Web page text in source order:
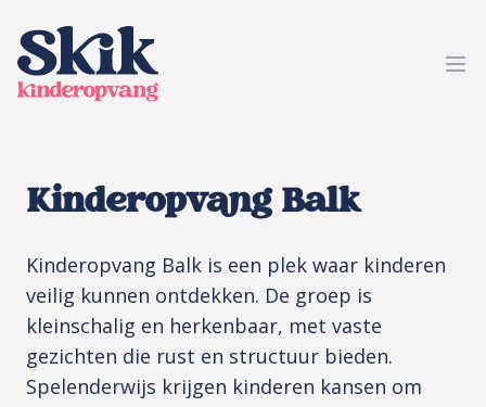
SKIK kinderopvang
Kinderopvang Balk
Kinderopvang Balk is een plek waar kinderen
veilig kunnen ontdekken. De groep is
kleinschalig en herkenbaar, met vaste
gezichten die rust en structuur bieden.
Spelenderwijs krijgen kinderen kansen om